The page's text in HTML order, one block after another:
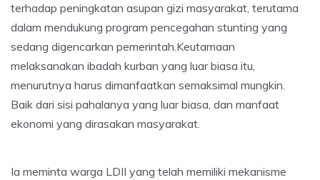
terhadap peningkatan asupan gizi masyarakat, terutama
dalam mendukung program pencegahan stunting yang
sedang digencarkan pemerintah.Keutamaan
melaksanakan ibadah kurban yang luar biasa itu,
menurutnya harus dimanfaatkan semaksimal mungkin.
Baik dari sisi pahalanya yang luar biasa, dan manfaat
ekonomi yang dirasakan masyarakat.
Ia meminta warga LDII yang telah memiliki mekanisme